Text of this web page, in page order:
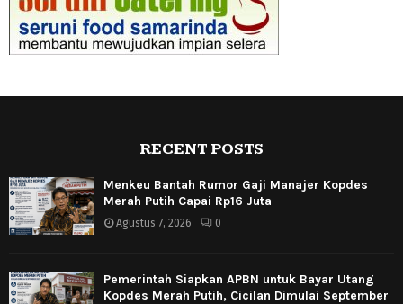
RECENT POSTS
Menkeu Bantah Rumor Gaji Manajer Kopdes
Merah Putih Capai Rp16 Juta
Agustus 7, 2026 0
Pemerintah Siapkan APBN untuk Bayar Utang
Kopdes Merah Putih, Cicilan Dimulai September